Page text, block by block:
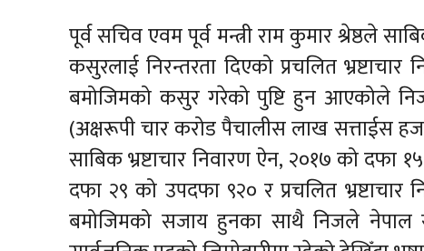
पूर्व सचिव एवम पूर्व मन्त्री राम कुमार श्रेष्ठले
कसुरलाई निरन्तरता दिएको प्रचलित
बमोजिमको कसुर गरेको पुष्टि हुन आएकोले
(अक्षरूपी चार करोड पैचालीस लाख सत्ताईस
साबिक भ्रष्टाचार निवारण ऐन, २०१७ को
दफा २९ को उपदफा ९२० र प्रचलित
बमोजिमको सजाय हुनका साथै निजले नेपाल